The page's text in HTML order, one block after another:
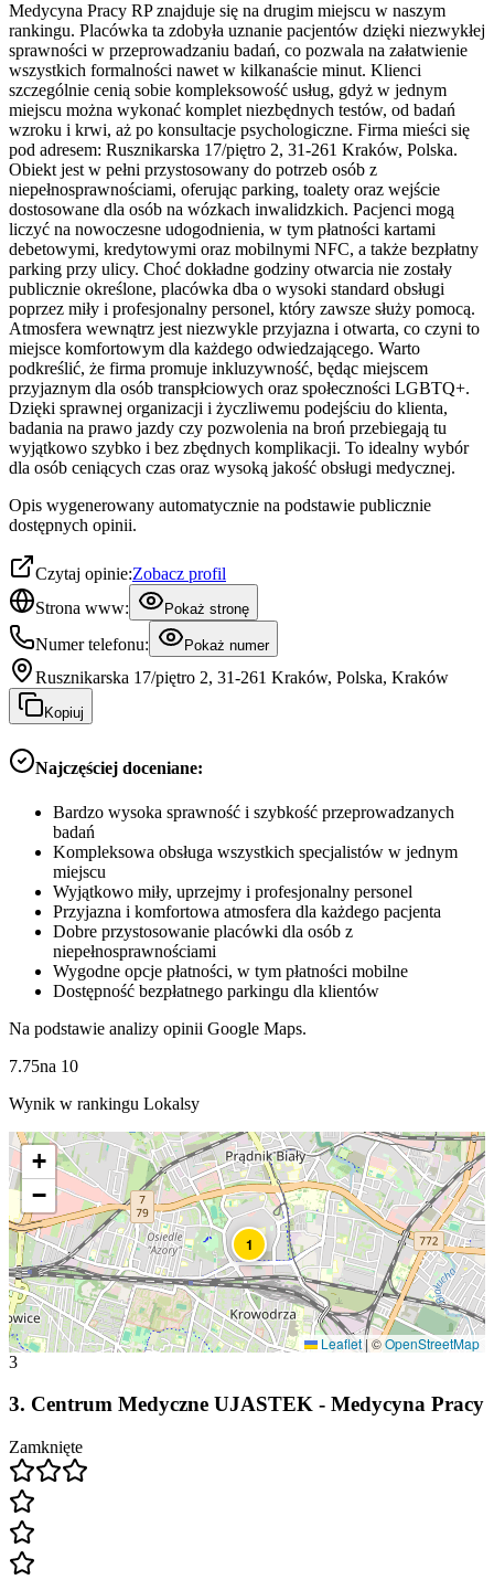
Medycyna Pracy RP znajduje się na drugim miejscu w naszym
rankingu. Placówka ta zdobyła uznanie pacjentów dzięki niezwykłej
sprawności w przeprowadzaniu badań, co pozwala na załatwienie
wszystkich formalności nawet w kilkanaście minut. Klienci
szczególnie cenią sobie kompleksowość usług, gdyż w jednym
miejscu można wykonać komplet niezbędnych testów, od badań
wzroku i krwi, aż po konsultacje psychologiczne. Firma mieści się
pod adresem: Rusznikarska 17/piętro 2, 31-261 Kraków, Polska.
Obiekt jest w pełni przystosowany do potrzeb osób z
niepełnosprawnościami, oferując parking, toalety oraz wejście
dostosowane dla osób na wózkach inwalidzkich. Pacjenci mogą
liczyć na nowoczesne udogodnienia, w tym płatności kartami
debetowymi, kredytowymi oraz mobilnymi NFC, a także bezpłatny
parking przy ulicy. Choć dokładne godziny otwarcia nie zostały
publicznie określone, placówka dba o wysoki standard obsługi
poprzez miły i profesjonalny personel, który zawsze służy pomocą.
Atmosfera wewnątrz jest niezwykle przyjazna i otwarta, co czyni to
miejsce komfortowym dla każdego odwiedzającego. Warto
podkreślić, że firma promuje inkluzywność, będąc miejscem
przyjaznym dla osób transpłciowych oraz społeczności LGBTQ+.
Dzięki sprawnej organizacji i życzliwemu podejściu do klienta,
badania na prawo jazdy czy pozwolenia na broń przebiegają tu
wyjątkowo szybko i bez zbędnych komplikacji. To idealny wybór
dla osób ceniących czas oraz wysoką jakość obsługi medycznej.
Opis wygenerowany automatycznie na podstawie publicznie
dostępnych opinii.
Czytaj opinie:Zobacz profil
Strona www:
Pokaż stronę
Numer telefonu: Pokaż numer
Rusznikarska 17/piętro 2, 31-261 Kraków, Polska, Kraków
Kopiuj
Najczęściej doceniane:
Bardzo wysoka sprawność i szybkość przeprowadzanych
badań
Kompleksowa obsługa wszystkich specjalistów w jednym
miejscu
Wyjątkowo miły, uprzejmy i profesjonalny personel
Przyjazna i komfortowa atmosfera dla każdego pacjenta
Dobre przystosowanie placówki dla osób z
niepełnosprawnościami
Wygodne opcje płatności, w tym płatności mobilne
Dostępność bezpłatnego parkingu dla klientów
Na podstawie analizy opinii Google Maps.
7.75na 10
Wynik w rankingu Lokalsy
1
+
−
Leaflet |©OpenStreetMap
3
3. Centrum Medyczne UJASTEK - Medycyna Pracy
Zamknięte